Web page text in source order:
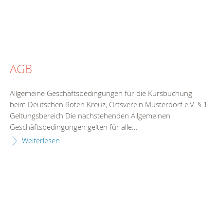
AGB
Allgemeine Geschäftsbedingungen für die Kursbuchung
beim Deutschen Roten Kreuz, Ortsverein Musterdorf e.V. § 1
Geltungsbereich Die nachstehenden Allgemeinen
Geschäftsbedingungen gelten für alle...
Weiterlesen